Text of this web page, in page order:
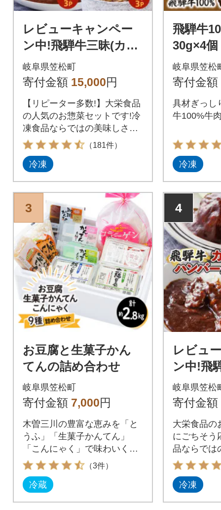
レビューキャンペー
ン中!飛騨牛三昧(カレ
ー・ハンバーグ・牛丼
の具)冷凍食品詰め合
岐阜県笠松町
寄付金額 15,000円
【リピーター多数!】大栄食品
の人気のお惣菜セットです!冷
凍食品ならではの美味しさを
お届けします。
（181件）
冷凍
飛騨牛
30g×4個
岐阜県笠松
寄付金額
具材ぎっし
牛100%牛
冷凍
3
お豆腐と生菓子かん
てんの詰め合わせ
岐阜県笠松町
寄付金額 7,000円
木曽三川の豊富な恵みを「と
うふ」「生菓子かんてん」
「こんにゃく」で味わいくだ
さい。
（3件）
冷蔵
4
レビュ
ン中!飛
詰め合
ハンバ
岐阜県笠松
寄付金額
大栄食品の
にごちそう
品ならでは
けします。
冷凍